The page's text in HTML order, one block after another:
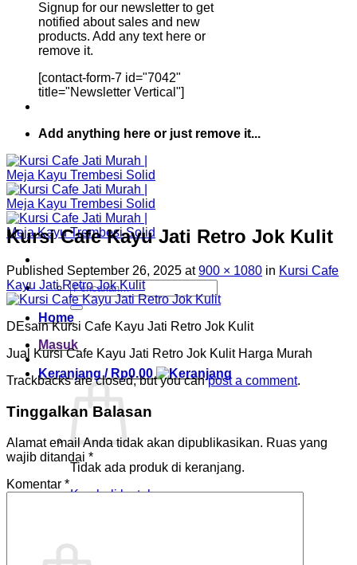
Signup for our newsletter to get
notified about sales and new
products. Add any text here or
remove it.
[contact-form-7 id="7042"
title="Newsletter Vertical"]
Add anything here or just remove it...
Pencarian
untuk:
Home
Masuk
Keranjang / Rp0.00
Tidak ada produk di keranjang.
Kembali ke toko
Kursi Cafe Kayu Jati Retro Jok Kulit
Published September 26, 2025 at900 × 1080 in Kursi Cafe
Kayu Jati Retro Jok Kulit
DEsain Kursi Cafe Kayu Jati Retro Jok Kulit
Jual Kursi Cafe Kayu Jati Retro Jok Kulit Harga Murah
Trackbacks are closed, but you canpost a comment.
Tinggalkan Balasan
Alamat email Anda tidak akan dipublikasikan. Ruas yang
wajib ditandai *
Komentar *